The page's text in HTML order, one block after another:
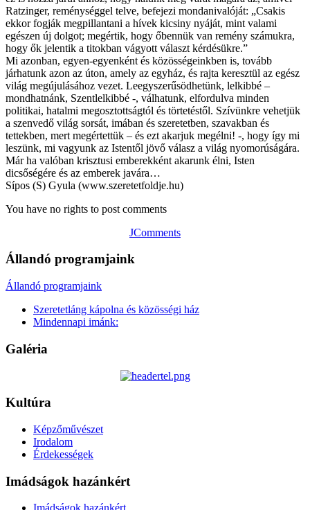
Ratzinger, reménységgel telve, befejezi mondanivalóját: „Csakis
ekkor fogják megpillantani a hívek kicsiny nyáját, mint valami
egészen új dolgot; megértik, hogy őbennük van remény számukra,
hogy ők jelentik a titokban vágyott választ kérdésükre.”
Mi azonban, egyen-egyenként és közösségeinkben is, tovább
járhatunk azon az úton, amely az egyház, és rajta keresztül az egész
világ megújulásához vezet. Leegyszerűsödhetünk, lelkibbé –
mondhatnánk, Szentlelkibbé -, válhatunk, elfordulva minden
politikai, hatalmi megosztottságtól és törtetéstől. Szívünkre vehetjük
a szenvedő világ sorsát, imában és szeretetben, szavakban és
tettekben, mert megértettük – és ezt akarjuk megélni! -, hogy így mi
leszünk, mi vagyunk az Istentől jövő válasz a világ nyomorúságára.
Már ha valóban krisztusi emberekként akarunk élni, Isten
dicsőségére és az emberek javára…
Sípos (S) Gyula (www.szeretetfoldje.hu)
You have no rights to post comments
JComments
Állandó programjaink
Állandó programjaink
Szeretetláng kápolna és közösségi ház
Mindennapi imánk:
Galéria
Kultúra
Képzőművészet
Irodalom
Érdekességek
Imádságok hazánkért